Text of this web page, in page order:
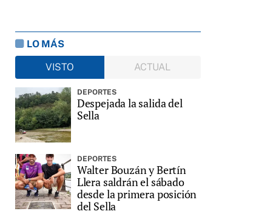
LO MÁS
VISTO
ACTUAL
DEPORTES
Despejada la salida del
Sella
DEPORTES
Walter Bouzán y Bertín
Llera saldrán el sábado
desde la primera posición
del Sella